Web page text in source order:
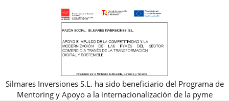
Silmares Inversiones S.L. ha sido beneficiario del Programa de
Mentoring y Apoyo a la internacionalización de la pyme